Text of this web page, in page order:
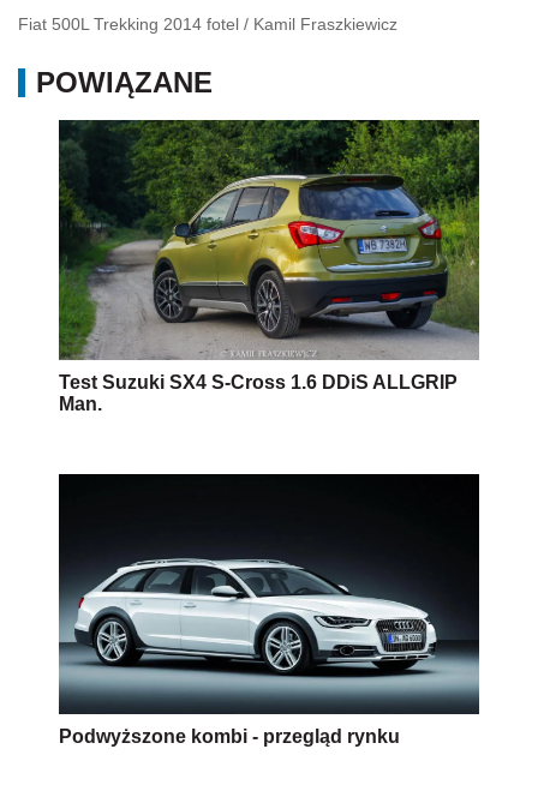
Fiat 500L Trekking 2014 fotel / Kamil Fraszkiewicz
POWIĄZANE
Test Suzuki SX4 S-Cross 1.6 DDiS ALLGRIP
Man.
Podwyższone kombi - przegląd rynku